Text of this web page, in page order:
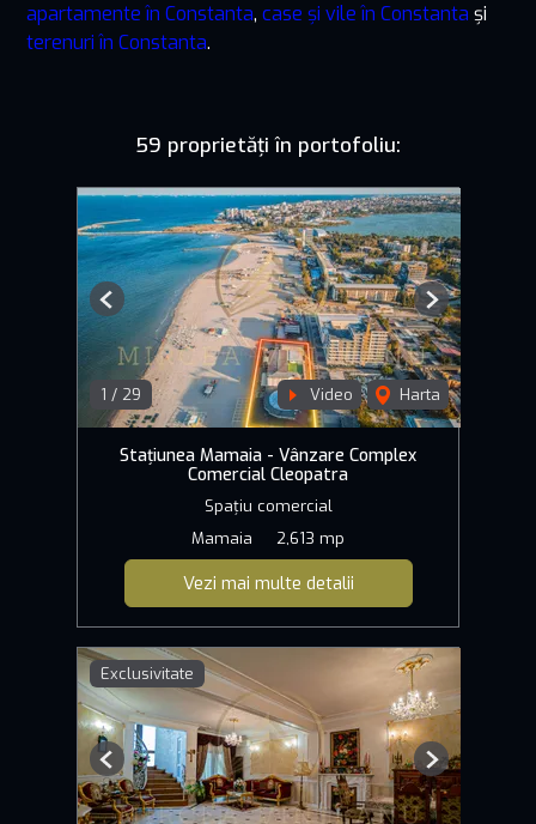
apartamente în Constanta, case și vile în Constanta și
terenuri în Constanta.
59 proprietăți în portofoliu:
1 / 29 Video Harta
Previous Next
Stațiunea Mamaia - Vânzare Complex
Comercial Cleopatra
Spațiu comercial
Mamaia
2,613 mp
Vezi mai multe detalii
Exclusivitate
Previous Next